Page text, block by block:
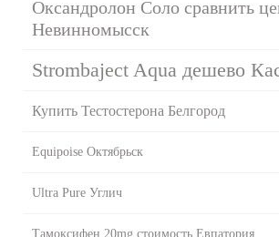
Оксандролон Соло сравнить
Невинномысск
Strombaject Aqua дешево
Купить Тестостерона Белгород
Equipoise Октябрьск
Ultra Pure Углич
Тамоксифен 20mg стоимость Евпатория